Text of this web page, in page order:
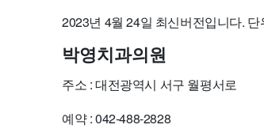
2023년 4월 24일 최신버전입니다. 단
박영치과의원
주소 : 대전광역시 서구 월평서로
예약 : 042-488-2828